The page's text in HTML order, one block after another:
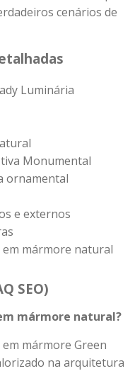
cenários de
Luminária
Monumental
ornamental
e externos
mármore natural
SEO)
mármore natural?
mármore Green
na arquitetura